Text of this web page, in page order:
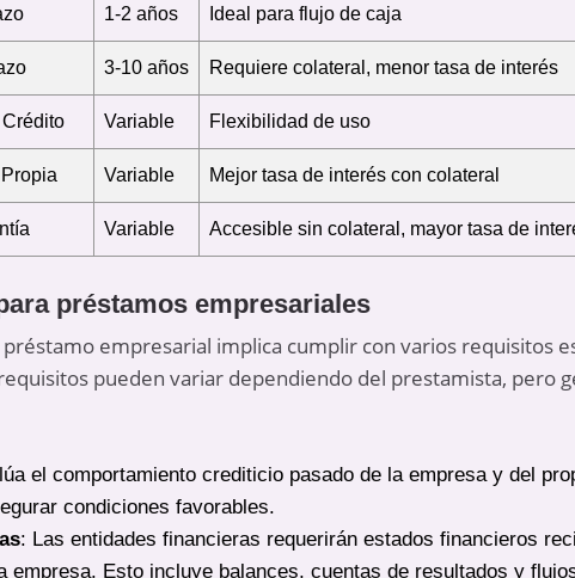
1-2 años Ideal para flujo de caja
3-10 años Requiere colateral, menor tasa de interés
Variable Flexibilidad de uso
Variable Mejor tasa de interés con colateral
Variable Accesible sin colateral, mayor tasa de
préstamos empresariales
empresarial implica cumplir con varios requisitos
pueden variar dependiendo del prestamista, pero
el comportamiento crediticio pasado de la empresa y del
condiciones favorables.
: Las entidades financieras requerirán estados financieros
empresa. Esto incluye balances, cuentas de resultados y